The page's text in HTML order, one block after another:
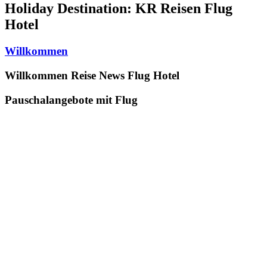
Holiday Destination: KRReisen Flug
Hotel
Willkommen
Willkommen Reise News Flug Hotel
Pauschalangebote mit Flug